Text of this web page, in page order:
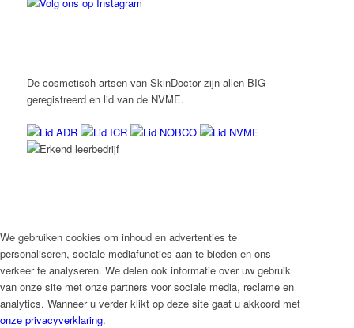
De cosmetisch artsen van SkinDoctor zijn allen BIG
geregistreerd en lid van de NVME.
We gebruiken cookies om inhoud en advertenties te
personaliseren, sociale mediafuncties aan te bieden en ons
verkeer te analyseren. We delen ook informatie over uw gebruik
van onze site met onze partners voor sociale media, reclame en
analytics. Wanneer u verder klikt op deze site gaat u akkoord met
onze privacyverklaring.